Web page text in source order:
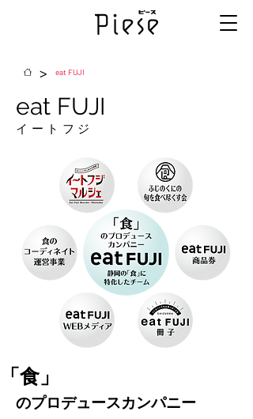
> eat FUJI
eat FUJI
イートフジ
「食」
のプロデュースカンパニー